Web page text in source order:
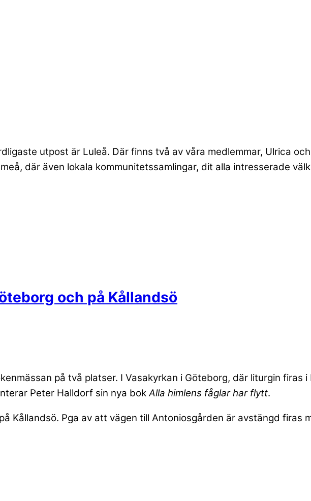
utpost är Luleå. Där finns två av våra medlemmar, Ulrica
där även lokala kommunitetssamlingar, dit alla intresserade
och på Kållandsö
på två platser. I Vasakyrkan i Göteborg, där liturgin
Peter Halldorf sin nya bokAlla himlens fåglar har flytt.
Kållandsö. Pga av att vägen till Antoniosgården är avstängd firas